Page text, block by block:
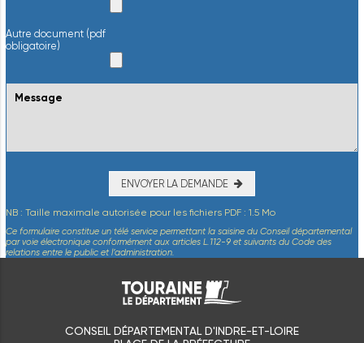
Autre document (pdf
obligatoire)
ENVOYER LA DEMANDE
NB : Taille maximale autorisée pour les fichiers PDF : 1.5 Mo
Ce formulaire constitue un télé service permettant la saisine du Conseil départemental
par voie électronique conformément aux articles L.112-9 et suivants du Code des
relations entre le public et l’administration.
CONSEIL DÉPARTEMENTAL D'INDRE-ET-LOIRE